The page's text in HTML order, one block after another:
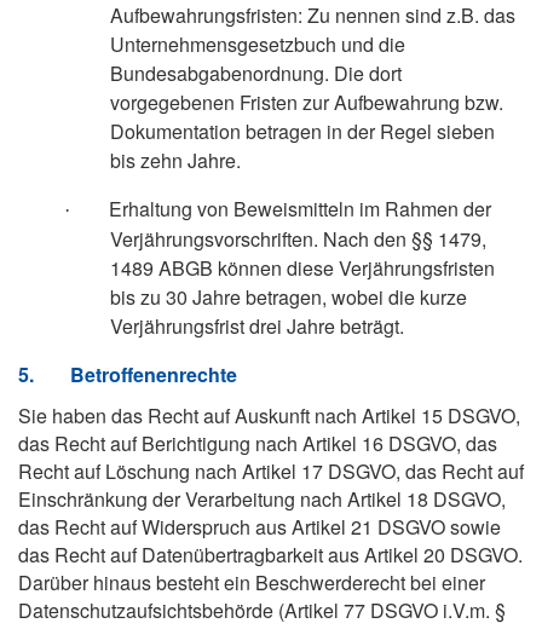
Aufbewahrungsfristen: Zu nennen sind z.B. das
Unternehmensgesetzbuch und die
Bundesabgabenordnung. Die dort
vorgegebenen Fristen zur Aufbewahrung bzw.
Dokumentation betragen in der Regel sieben
bis zehn Jahre.
·
Erhaltung von Beweismitteln im Rahmen der
Verjährungsvorschriften. Nach den §§ 1479,
1489 ABGB können diese Verjährungsfristen
bis zu 30 Jahre betragen, wobei die kurze
Verjährungsfrist drei Jahre beträgt.
5.
Betroffenenrechte
Sie haben das Recht auf Auskunft nach Artikel 15 DSGVO,
das Recht auf Berichtigung nach Artikel 16 DSGVO, das
Recht auf Löschung nach Artikel 17 DSGVO, das Recht auf
Einschränkung der Verarbeitung nach Artikel 18 DSGVO,
das Recht auf Widerspruch aus Artikel 21 DSGVO sowie
das Recht auf Datenübertragbarkeit aus Artikel 20 DSGVO.
Darüber hinaus besteht ein Beschwerderecht bei einer
Datenschutzaufsichtsbehörde (Artikel 77 DSGVO i.V.m. §